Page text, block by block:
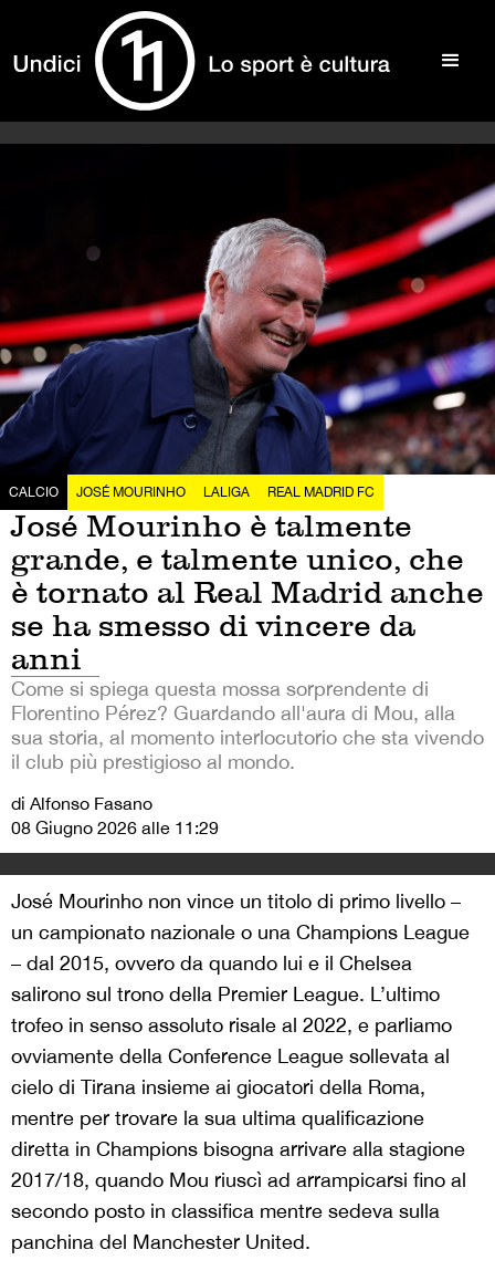
CALCIO JOSÉ MOURINHO LALIGA REAL MADRID FC
José Mourinho è talmente
grande, e talmente unico, che
è tornato al Real Madrid anche
se ha smesso di vincere da
anni
Come si spiega questa mossa sorprendente di
Florentino Pérez? Guardando all'aura di Mou, alla
sua storia, al momento interlocutorio che sta vivendo
il club più prestigioso al mondo.
di Alfonso Fasano
08 Giugno 2026 alle 11:29
José Mourinho non vince un titolo di primo livello –
un campionato nazionale o una Champions League
– dal 2015, ovvero da quando lui e il Chelsea
salirono sul trono della Premier League. L’ultimo
trofeo in senso assoluto risale al 2022, e parliamo
ovviamente della Conference League sollevata al
cielo di Tirana insieme ai giocatori della Roma,
mentre per trovare la sua ultima qualificazione
diretta in Champions bisogna arrivare alla stagione
2017/18, quando Mou riuscì ad arrampicarsi fino al
secondo posto in classifica mentre sedeva sulla
panchina del Manchester United.